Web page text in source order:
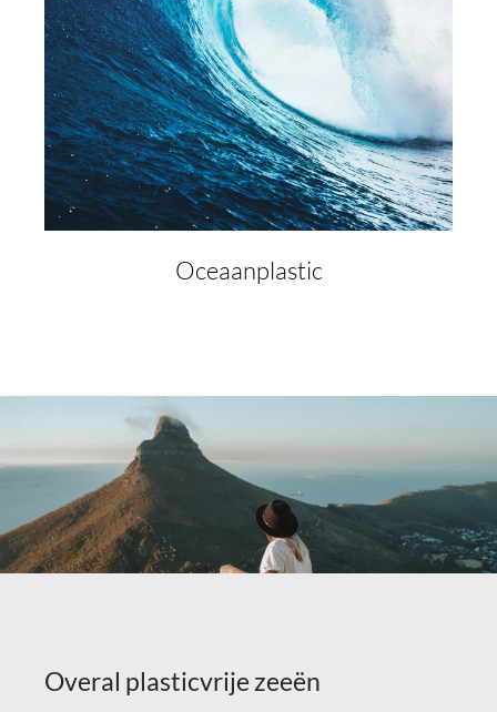
Oceaanplastic
Overal plasticvrije zeeën